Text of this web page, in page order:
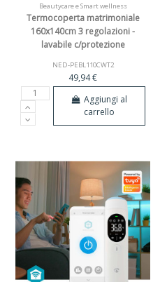
Beautycare e Smart wellness
Termocoperta matrimoniale
160x140cm 3 regolazioni -
lavabile c/protezione
NED-PEBL110CWT2
49,94 €
Aggiungi al
carrello